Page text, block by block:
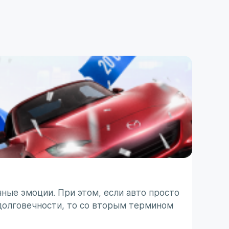
эмоции. При этом, если авто просто
то со вторым термином